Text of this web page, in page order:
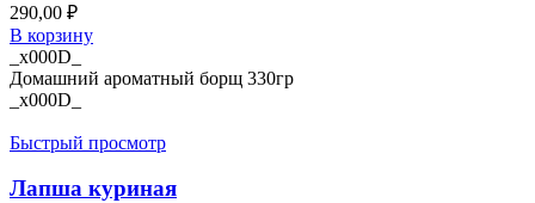
290,00 ₽
В корзину
_x000D_
Домашний ароматный борщ 330гр
_x000D_
Быстрый просмотр
Лапша куриная